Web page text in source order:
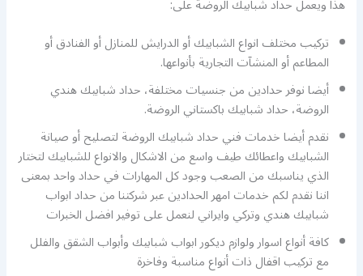
هذا ويعمل حداد شبابيك الروضة على:
تركيب مختلف انواع الشبابيك أو الدرايش للمنازل أو الفنادق أو
المطاعم أو المنشآت التجارية بأنواعها.
أيضا نوفر حدادين من جنسيات مختلفة، حداد شبابيك هندي
الروضة، حداد شبابيك باكستاني الروضة.
نقدم أيضا خدمات فني حداد شبابيك الروضة لتصليح أو صيانة
الشبابيك واعطائك طيف واسع من الاشكال والانواع للشبابيك لتختار
الذي يناسبك من الصعب وجود كل المهارات في حداد واحد بمعنى
اننا نقدم لكم خدمات امهر الحدادين عبر شركتنا من حداد ابواب
شبابيك هندي وتركي وايراني لنعمل على توفير افضل الخبرات
كافة أنواع اسوار ولوازم ديكور ابواب شبابيك وأبواب الشقق والفلل
مع تركيب اقفال ذات أنواع مناسبة وفاخرة